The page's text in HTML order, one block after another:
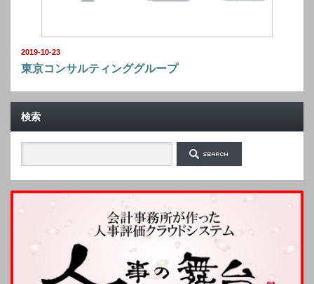
2019-10-23
東京コンサルティンググループ
検索